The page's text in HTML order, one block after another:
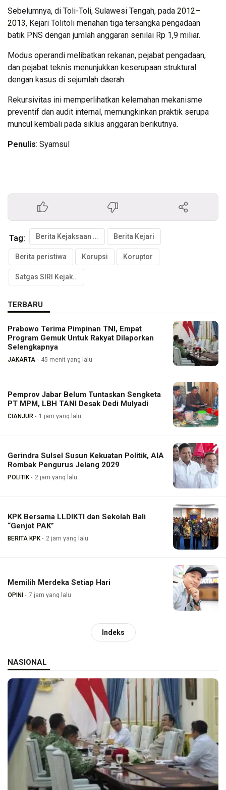
Sebelumnya, di Toli-Toli, Sulawesi Tengah, pada 2012–
2013, Kejari Tolitoli menahan tiga tersangka pengadaan
batik PNS dengan jumlah anggaran senilai Rp 1,9 miliar.
Modus operandi melibatkan rekanan, pejabat pengadaan,
dan pejabat teknis menunjukkan keserupaan struktural
dengan kasus di sejumlah daerah.
Rekursivitas ini memperlihatkan kelemahan mekanisme
preventif dan audit internal, memungkinkan praktik serupa
muncul kembali pada siklus anggaran berikutnya.
Penulis: Syamsul
Tag: Berita Kejaksaan Agung Berita Kejari
Berita peristiwa Korupsi Koruptor
Satgas SIRI Kejaksaan Agung RI
TERBARU
Prabowo Terima Pimpinan TNI, Empat
Program Gemuk Untuk Rakyat Dilaporkan
Selengkapnya
JAKARTA 45 menit yang lalu
Pemprov Jabar Belum Tuntaskan Sengketa
PT MPM, LBH TANI Desak Dedi Mulyadi
CIANJUR 1 jam yang lalu
Gerindra Sulsel Susun Kekuatan Politik, AIA
Rombak Pengurus Jelang 2029
POLITIK 2 jam yang lalu
KPK Bersama LLDIKTI dan Sekolah Bali
“Genjot PAK”
BERITA KPK 2 jam yang lalu
Memilih Merdeka Setiap Hari
OPINI 7 jam yang lalu
Indeks
NASIONAL